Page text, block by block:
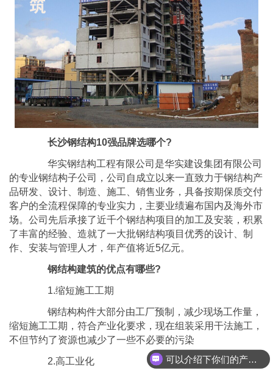
长沙钢结构10强品牌选哪个?
华实钢结构工程有限公司是华实建设集团有限公司
的专业钢结构子公司，公司自成立以来一直致力于钢结构产
品研发、设计、制造、施工、销售业务，具备按期保质交付
客户的全流程保障的专业实力，主要业绩遍布国内及海外市
场。公司先后承接了近千个钢结构项目的加工及安装，积累
了丰富的经验、造就了一大批钢结构项目优秀的设计、制
作、安装与管理人才，年产值将近5亿元。
钢结构建筑的优点有哪些?
1.缩短施工工期
钢结构构件大部分由工厂预制，减少现场工作量，
缩短施工工期，符合产业化要求，现在组装采用干法施工，
不但节约了资源也减少了一些不必要的污染
2.高工业化 可以介绍下你们的产品么